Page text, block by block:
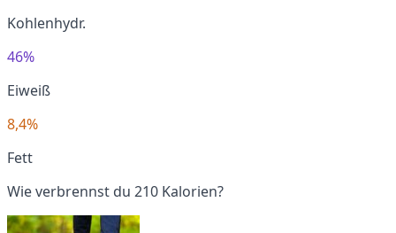
Kohlenhydr.
46%
Eiweiß
8,4%
Fett
Wie verbrennst du 210 Kalorien?